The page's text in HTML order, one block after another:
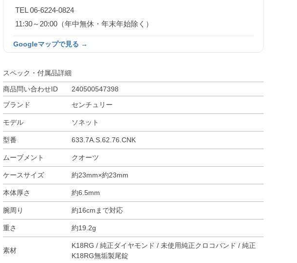
TEL 06-6224-0824
11:30～20:00（年中無休・年末年始除く）
Googleマップで見る →
スペック・付属品詳細
商品問い合わせID
240500547398
ブランド
センチュリー
モデル ソネット
型番 633.7A.S.62.76.CNK
ムーブメント クオーツ
ケースサイズ 約23mm×約23mm
本体厚さ 約6.5mm
腕周り 約16cmまで対応
重さ 約19.2g
素材
K18RG / 純正ダイヤモンド / 未使用純正クロコバンド / 純正
K18RG無垢製尾錠